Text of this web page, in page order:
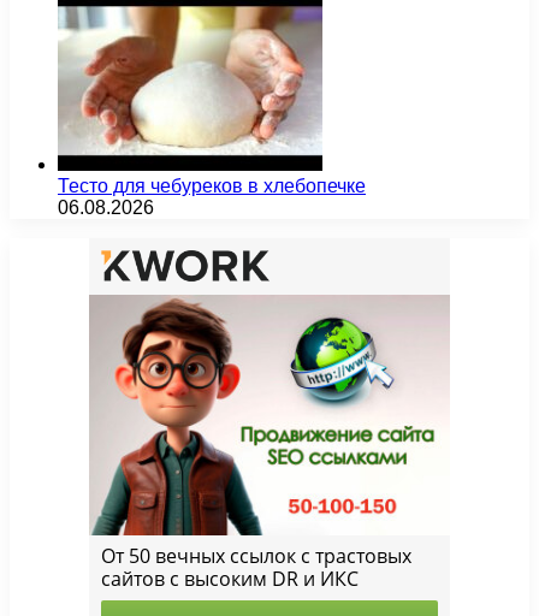
Тесто для чебуреков в хлебопечке
06.08.2026